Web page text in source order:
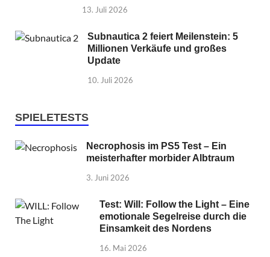
13. Juli 2026
Subnautica 2 feiert Meilenstein: 5
Millionen Verkäufe und großes
Update
10. Juli 2026
SPIELETESTS
Necrophosis im PS5 Test – Ein
meisterhafter morbider Albtraum
3. Juni 2026
Test: Will: Follow the Light – Eine
emotionale Segelreise durch die
Einsamkeit des Nordens
16. Mai 2026